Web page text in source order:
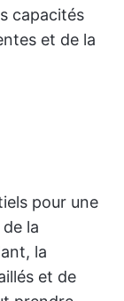
capacités
et de la
pour une
la
la
et de